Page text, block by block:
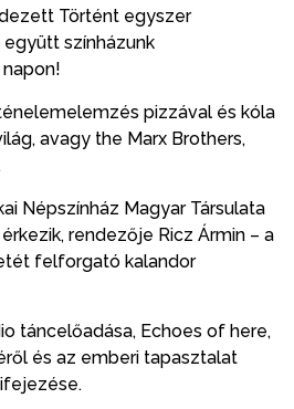
Történt egyszer
színházunk
pizzával és kóla
avagy the Marx Brothers,
Népszínház Magyar Társulata
rendezője Ricz Ármin – a
felforgató kalandor
táncelőadása, Echoes of here,
és az emberi tapasztalat